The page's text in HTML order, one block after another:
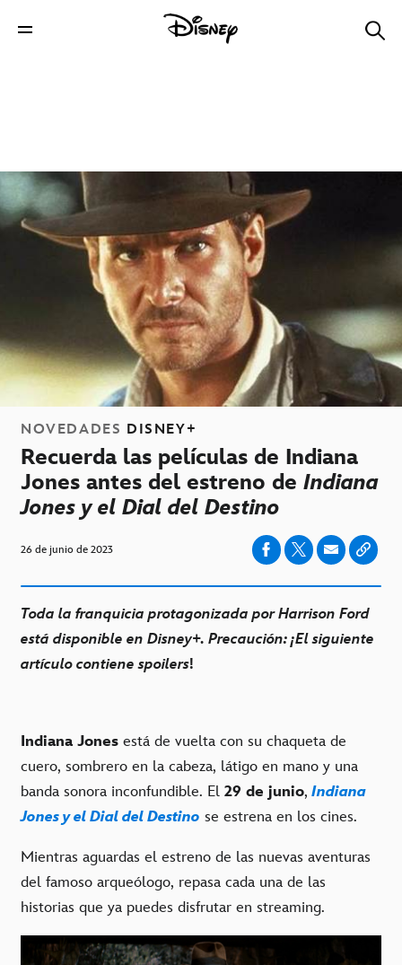
NOVEDADES DISNEY+
Recuerda las películas de Indiana
Jones antes del estreno de Indiana
Jones y el Dial del Destino
26 de junio de 2023
Toda la franquicia protagonizada por Harrison Ford
está disponible en Disney+. Precaución: ¡El siguiente
artículo contiene spoilers!
Indiana Jones está de vuelta con su chaqueta de
cuero, sombrero en la cabeza, látigo en mano y una
banda sonora inconfundible. El 29 de junio, Indiana
Jones y el Dial del Destino se estrena en los cines.
Mientras aguardas el estreno de las nuevas aventuras
del famoso arqueólogo, repasa cada una de las
historias que ya puedes disfrutar en streaming.